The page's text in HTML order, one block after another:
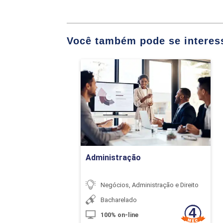
Brainwriting/
Peer Instruction
Design Thinking
One Minute
Think Pair Share
O Processo de
Você também pode se
Administração
Negócios, Administração e Direito
Bacharelado
100% on-line
Administração
Detalhes do curso
Ir para Inscrição